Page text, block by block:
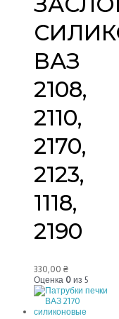
ВАЗ
2108,
2110,
2170,
2123,
1118,
2190
330,00 ₴
Оценка 0 из 5